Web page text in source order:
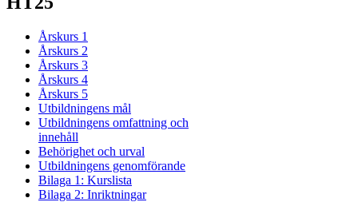
Årskurs 1
Årskurs 2
Årskurs 3
Årskurs 4
Årskurs 5
Utbildningens mål
Utbildningens omfattning och
innehåll
Behörighet och urval
Utbildningens genomförande
Bilaga 1: Kurslista
Bilaga 2: Inriktningar